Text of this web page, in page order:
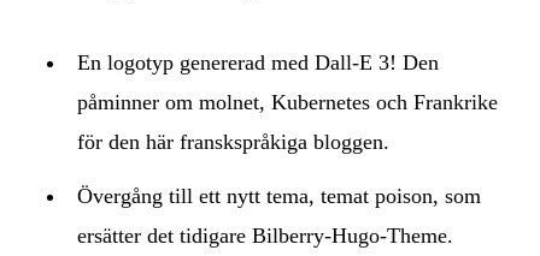
En logotyp genererad med Dall-E 3! Den
påminner om molnet, Kubernetes och Frankrike
för den här franskspråkiga bloggen.
Övergång till ett nytt tema, temat poison, som
ersätter det tidigare Bilberry-Hugo-Theme.